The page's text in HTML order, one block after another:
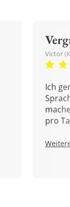
Victor
Ich
pro